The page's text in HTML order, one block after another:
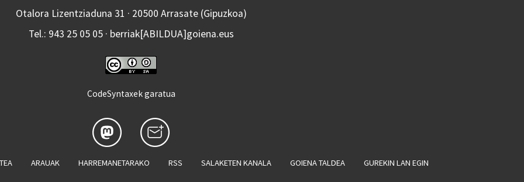
Otalora Lizentziaduna 31 · 20500 Arrasate (Gipuzkoa)
Tel.: 943 25 05 05 · berriak[ABILDUA]goiena.eus
CodeSyntaxek garatua
ARAUAK HARREMANETARAKO RSS SALAKETEN KANALA GOIENA TALDEA GUREKIN LAN EGIN